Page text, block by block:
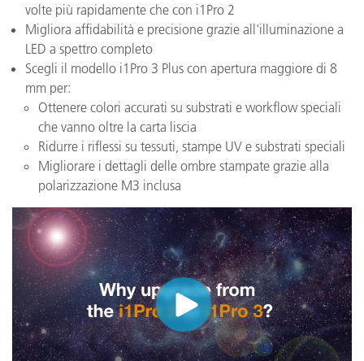
volte più rapidamente che con i1Pro 2
Migliora affidabilità e precisione grazie all'illuminazione a
LED a spettro completo
Scegli il modello i1Pro 3 Plus con apertura maggiore di 8
mm per:
Ottenere colori accurati su substrati e workflow speciali
che vanno oltre la carta liscia
Ridurre i riflessi su tessuti, stampe UV e substrati speciali
Migliorare i dettagli delle ombre stampate grazie alla
polarizzazione M3 inclusa